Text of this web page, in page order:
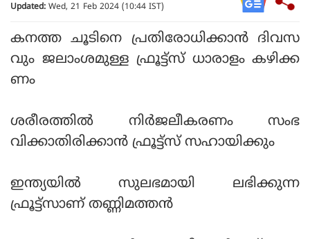
Updated: Wed, 21 Feb 2024 (10:44 IST)
കനത്ത ചൂടിനെ പ്രതിരോധിക്കാന്‍ ദിവസ
വും ജലാംശമുള്ള ഫ്രൂട്ട്‌സ് ധാരാളം കഴിക്ക
ണം
ശരീരത്തില്‍ നിര്‍ജലീകരണം സംഭ
വിക്കാതിരിക്കാന്‍ ഫ്രൂട്ട്‌സ് സഹായിക്കും
ഇന്ത്യയില്‍ സുലഭമായി ലഭിക്കുന്ന
ഫ്രൂട്ട്‌സാണ് തണ്ണിമത്തന്‍